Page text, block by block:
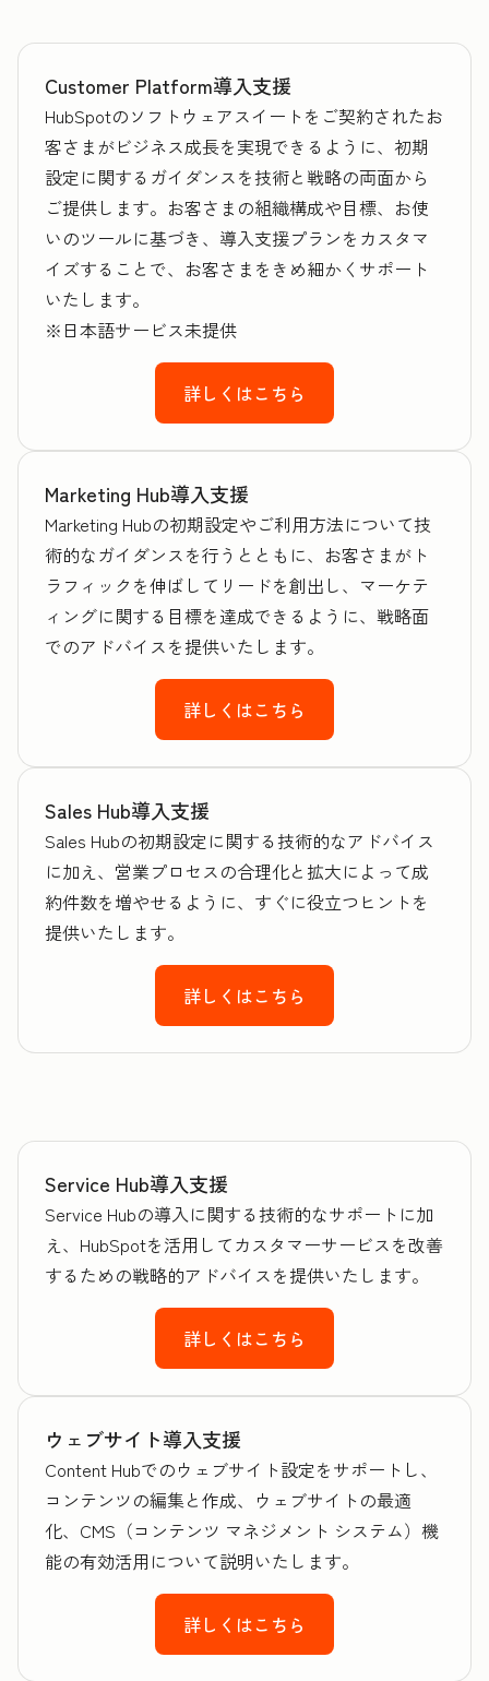
Customer Platform導入支援
HubSpotのソフトウェアスイートをご契約されたお
客さまがビジネス成長を実現できるように、初期
設定に関するガイダンスを技術と戦略の両面から
ご提供します。お客さまの組織構成や目標、お使
いのツールに基づき、導入支援プランをカスタマ
イズすることで、お客さまをきめ細かくサポート
いたします。
※日本語サービス未提供
詳しくはこちら
Marketing Hub導入支援
Marketing Hubの初期設定やご利用方法について技
術的なガイダンスを行うとともに、お客さまがト
ラフィックを伸ばしてリードを創出し、マーケテ
ィングに関する目標を達成できるように、戦略面
でのアドバイスを提供いたします。
詳しくはこちら
Sales Hub導入支援
Sales Hubの初期設定に関する技術的なアドバイス
に加え、営業プロセスの合理化と拡大によって成
約件数を増やせるように、すぐに役立つヒントを
提供いたします。
詳しくはこちら
Service Hub導入支援
Service Hubの導入に関する技術的なサポートに加
え、HubSpotを活用してカスタマーサービスを改善
するための戦略的アドバイスを提供いたします。
詳しくはこちら
ウェブサイト導入支援
Content Hubでのウェブサイト設定をサポートし、
コンテンツの編集と作成、ウェブサイトの最適
化、CMS（コンテンツ マネジメント システム）機
能の有効活用について説明いたします。
詳しくはこちら